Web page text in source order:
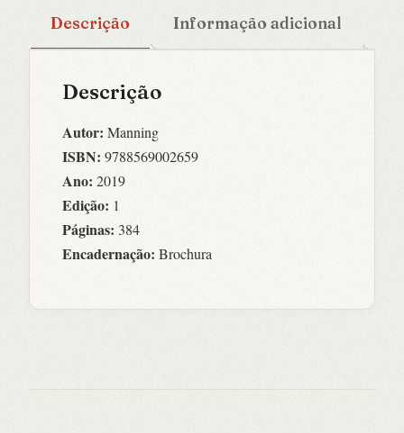
Descrição Informação adicional
Descrição
Autor: Manning
ISBN: 9788569002659
Ano: 2019
Edição: 1
Páginas: 384
Encadernação: Brochura